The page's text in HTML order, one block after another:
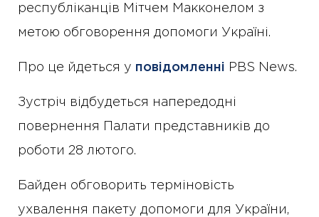
республіканців Мітчем Макконелом з
метою обговорення допомоги Україні.
Про це йдеться у повідомленні PBS News.
Зустріч відбудеться напередодні
повернення Палати представників до
роботи 28 лютого.
Байден обговорить терміновість
ухвалення пакету допомоги для України,